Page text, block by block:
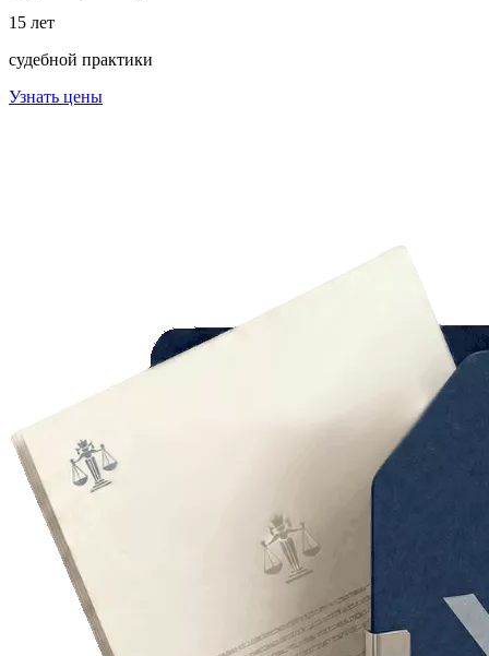
15 лет
судебной практики
Узнать цены